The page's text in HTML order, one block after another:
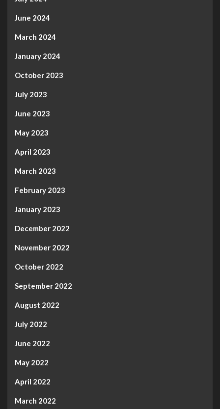
June 2024
March 2024
January 2024
October 2023
July 2023
June 2023
May 2023
April 2023
March 2023
February 2023
January 2023
December 2022
November 2022
October 2022
September 2022
August 2022
July 2022
June 2022
May 2022
April 2022
March 2022